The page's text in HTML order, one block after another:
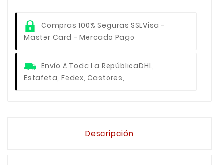
Compras 100% Seguras SSLVisa -
Master Card - Mercado Pago
Envío A Toda La RepúblicaDHL,
Estafeta, Fedex, Castores,
Descripción